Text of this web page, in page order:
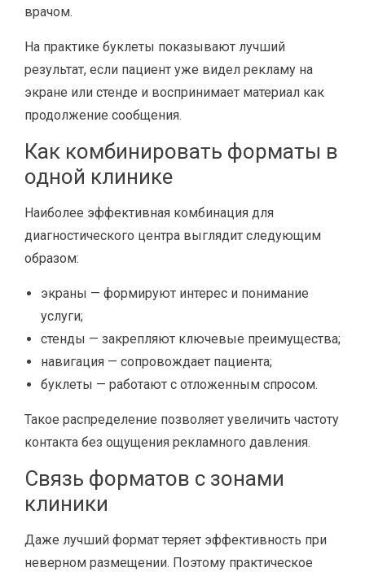
врачом.
На практике буклеты показывают лучший
результат, если пациент уже видел рекламу на
экране или стенде и воспринимает материал как
продолжение сообщения.
Как комбинировать форматы в
одной клинике
Наиболее эффективная комбинация для
диагностического центра выглядит следующим
образом:
экраны — формируют интерес и понимание
услуги;
стенды — закрепляют ключевые преимущества;
навигация — сопровождает пациента;
буклеты — работают с отложенным спросом.
Такое распределение позволяет увеличить частоту
контакта без ощущения рекламного давления.
Связь форматов с зонами
клиники
Даже лучший формат теряет эффективность при
неверном размещении. Поэтому практическое